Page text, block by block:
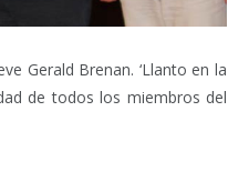
Gerald Brenan. ‘Llanto en la
de todos los miembros del